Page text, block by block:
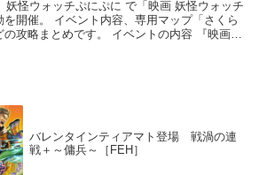
妖怪ウォッチぷにぷに で「映画 妖怪ウォッチ
開催。 イベント内容、専用マップ「さくら
の攻略まとめです。 イベントの内容 『映画
バレンタインティアマト登場 戦渦の連
戦＋～傭兵～［FEH］